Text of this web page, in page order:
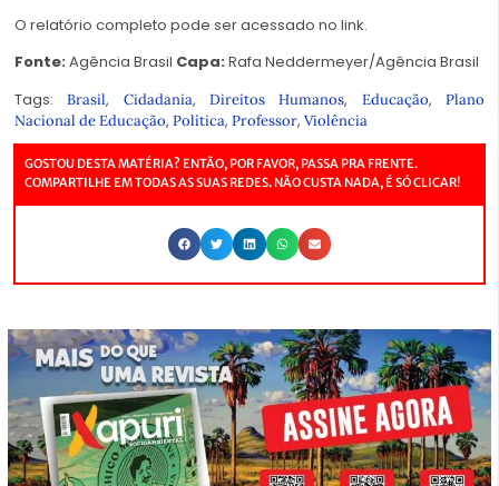
O relatório completo pode ser acessado no link.
Fonte: Agência Brasil Capa: Rafa Neddermeyer/Agência Brasil
Tags:Brasil, Cidadania,Direitos Humanos, Educação,Plano
Nacional de Educação, Política, Professor, Violência
GOSTOU DESTA MATÉRIA? ENTÃO, POR FAVOR, PASSA PRA FRENTE.
COMPARTILHE EM TODAS AS SUAS REDES. NÃO CUSTA NADA, É SÓ CLICAR!